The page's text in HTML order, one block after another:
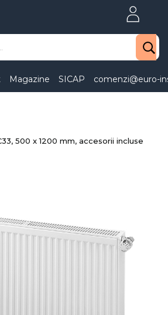
Magazine SICAP comenzi@euro-
500 x 1200 mm, accesorii incluse